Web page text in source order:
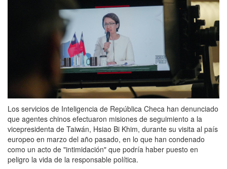
Los servicios de Inteligencia de República Checa han denunciado
que agentes chinos efectuaron misiones de seguimiento a la
vicepresidenta de Taiwán, Hsiao Bi Khim, durante su visita al país
europeo en marzo del año pasado, en lo que han condenado
como un acto de "intimidación" que podría haber puesto en
peligro la vida de la responsable política.